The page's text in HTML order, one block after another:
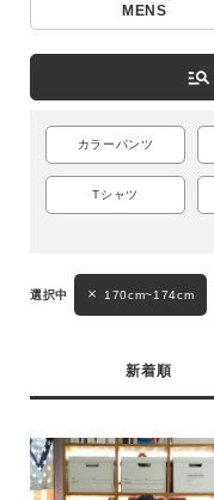
MENS
manage_search
カラーパンツ
Tシャツ
170cm~174cm
新着順